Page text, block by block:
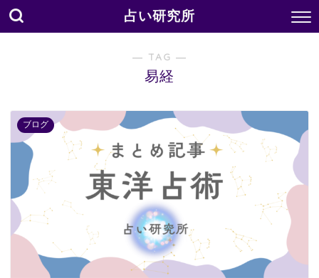
占い研究所
― TAG ―
易経
ブログ